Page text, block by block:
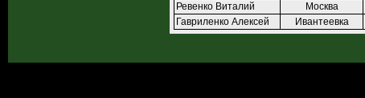
Ревенко Виталий
Москва
Гавриленко Алексей
Ивантеевка